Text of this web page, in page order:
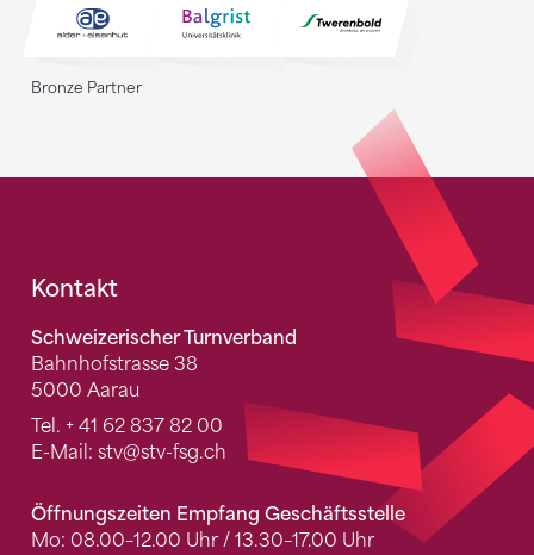
Bronze Partner
Fusszeile
Kontakt
Schweizerischer Turnverband
Bahnhofstrasse 38
5000 Aarau
Tel. + 41 62 837 82 00
E-Mail: stv@stv-fsg.ch
Öffnungszeiten Empfang Geschäftsstelle
Mo: 08.00–12.00 Uhr / 13.30–17.00 Uhr